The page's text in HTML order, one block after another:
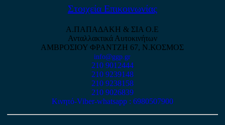
Στοιχεία Επικοινωνίας
Α.ΠΑΠΑΔΑΚΗ & ΣΙΑ Ο.Ε
Ανταλλακτικά Αυτοκινήτων
ΑΜΒΡΟΣΙΟΥ ΦΡΑΝΤΖΗ 67, Ν.ΚΟΣΜΟΣ
info@ggp.gr
210 9012444
210 9239148
210 9238158
210 9026839
Κινητό-Viber-whatsapp : 6980507900